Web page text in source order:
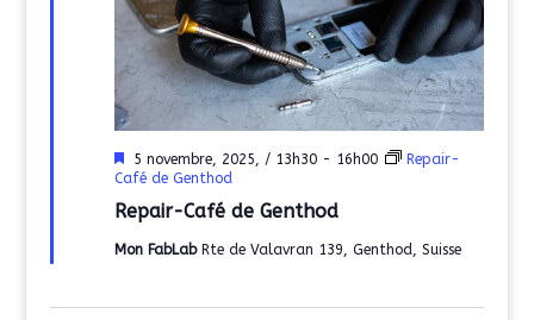
Repair-Café de Genthod
Mis
en
5 novembre, 2025, / 13h30- 16h00
Repair-
Café de Genthod
Mon FabLab Rte de Valavran 139, Genthod, Suisse